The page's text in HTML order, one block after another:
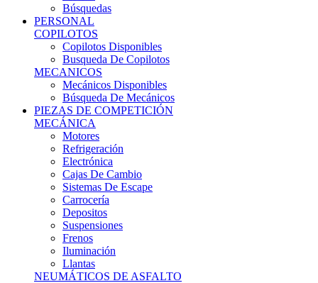
PERSONAL
COPILOTOS
Copilotos Disponibles
Busqueda De Copilotos
MECANICOS
Mecánicos Disponibles
Búsqueda De Mecánicos
PIEZAS DE COMPETICIÓN
MECÁNICA
Motores
Refrigeración
Electrónica
Cajas De Cambio
Sistemas De Escape
Carrocería
Depositos
Suspensiones
Frenos
Iluminación
Llantas
NEUMÁTICOS DE ASFALTO
Asfalto 13 O Menos